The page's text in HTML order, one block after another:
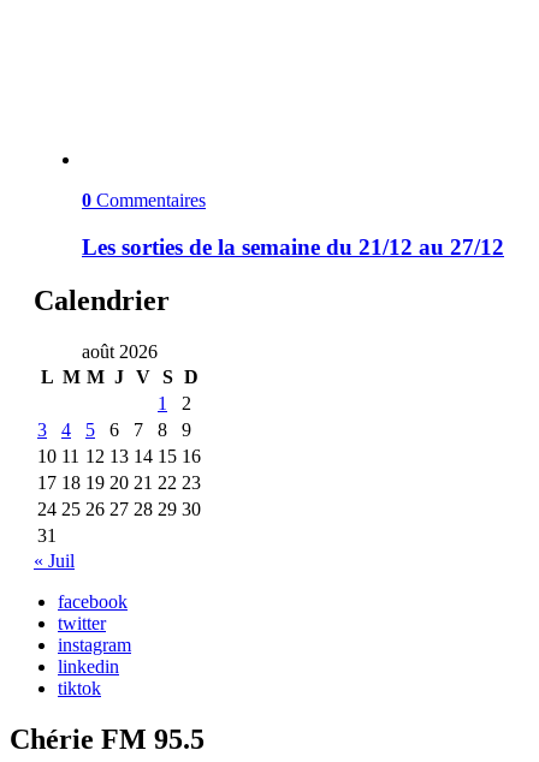
0 Commentaires
Les sorties de la semaine du 21/12 au 27/12
Calendrier
août 2026
L M M J V S D
1
2
3
4 5 6 7 8
9
10 11 12 13 14 15 16
17 18 19 20 21 22 23
24 25 26 27 28 29 30
31
« Juil
facebook
twitter
instagram
linkedin
tiktok
Chérie FM 95.5